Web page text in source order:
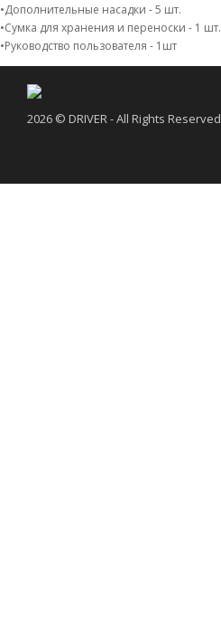
•Дополнительные насадки - 5 шт.
•Сумка для хранения и переноски - 1 шт.
•Руководство пользователя - 1шт
2026 © DRIVER - All Rights Reserved